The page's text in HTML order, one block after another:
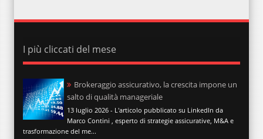
I più cliccati del mese
Brokeraggio assicurativo, la crescita impone un
salto di qualità manageriale
13 luglio 2026 - L'articolo pubblicato su LinkedIn da
Marco Contini , esperto di strategie assicurative, M&A e
trasformazione del me...